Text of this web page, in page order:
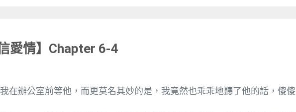
愛情】Chapter 6-4
在辦公室前等他，而更莫名其妙的是，我竟然也乖乖地聽了他的話，傻傻